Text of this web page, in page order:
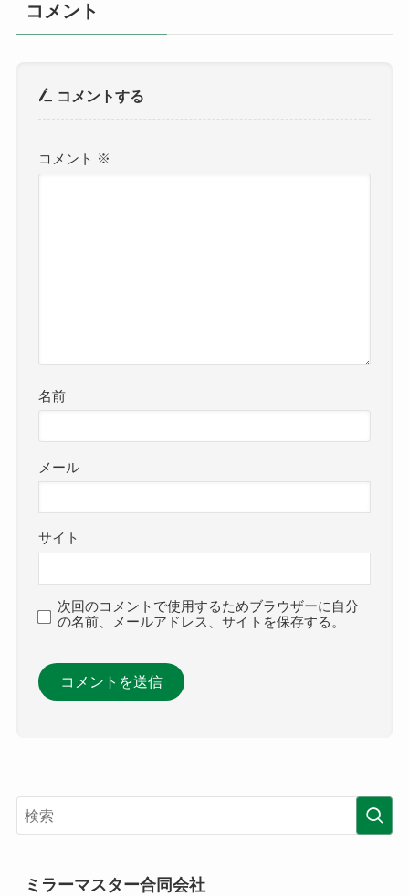
コメント
コメントする
コメント ※
名前
メール
サイト
次回のコメントで使用するためブラウザーに自分
の名前、メールアドレス、サイトを保存する。
ミラーマスター合同会社